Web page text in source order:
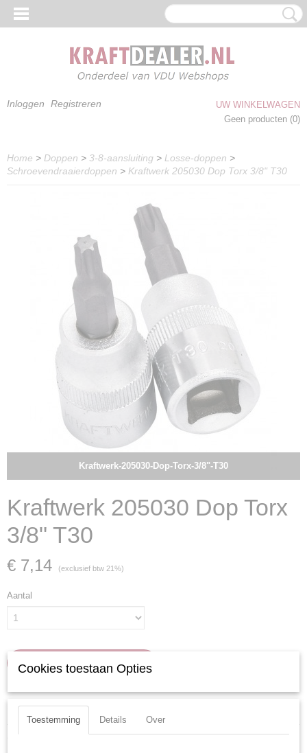
Inloggen Registreren
UW WINKELWAGEN
Geen producten (0)
Home > Doppen > 3-8-aansluiting > Losse-doppen >
Schroevendraaierdoppen > Kraftwerk 205030 Dop Torx 3/8" T30
Kraftwerk-205030-Dop-Torx-3/8"-T30
Kraftwerk 205030 Dop Torx
3/8" T30
€ 7,14 (exclusief btw 21%)
Aantal
IN WINKELWAGEN
Specificaties
Productcode
Omschrijving
Cookies toestaan Opties
Toestemming Details Over